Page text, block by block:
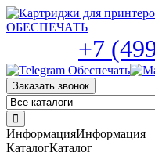
Skip
to
+7
Заказать звонок
ИнформацияИнформация
КаталогКаталог